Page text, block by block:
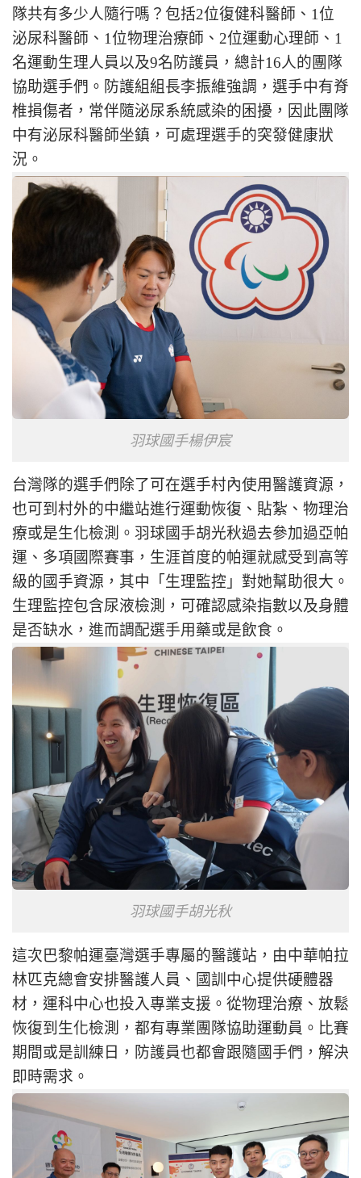
隊共有多少人隨行嗎？包括2位復健科醫師、1位
泌尿科醫師、1位物理治療師、2位運動心理師、1
名運動生理人員以及9名防護員，總計16人的團隊
協助選手們。防護組組長李振維強調，選手中有脊
椎損傷者，常伴隨泌尿系統感染的困擾，因此團隊
中有泌尿科醫師坐鎮，可處理選手的突發健康狀
況。
羽球國手楊伊宸
台灣隊的選手們除了可在選手村內使用醫護資源，
也可到村外的中繼站進行運動恢復、貼紮、物理治
療或是生化檢測。羽球國手胡光秋過去參加過亞帕
運、多項國際賽事，生涯首度的帕運就感受到高等
級的國手資源，其中「生理監控」對她幫助很大。
生理監控包含尿液檢測，可確認感染指數以及身體
是否缺水，進而調配選手用藥或是飲食。
羽球國手胡光秋
這次巴黎帕運臺灣選手專屬的醫護站，由中華帕拉
林匹克總會安排醫護人員、國訓中心提供硬體器
材，運科中心也投入專業支援。從物理治療、放鬆
恢復到生化檢測，都有專業團隊協助運動員。比賽
期間或是訓練日，防護員也都會跟隨國手們，解決
即時需求。